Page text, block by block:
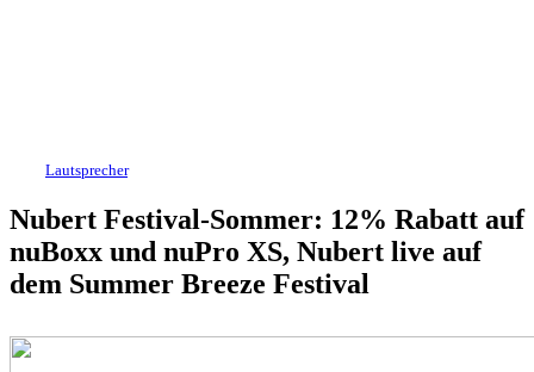
Lautsprecher, Nubert 11.08.2023
Nubert Festival-Sommer: 12% Rabatt auf
nuBoxx und nuPro XS, Nubert live auf
dem Summer Breeze Festival